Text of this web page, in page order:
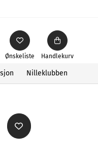
Ønskeliste Handlekurv
Nilleklubben